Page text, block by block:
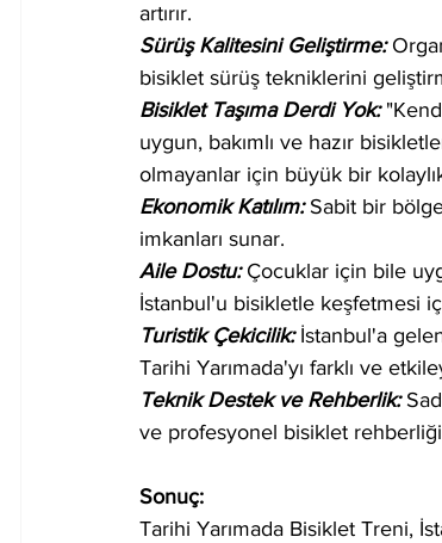
artırır.
Sürüş Kalitesini Geliştirme:
bisiklet sürüş tekniklerini
Bisiklet Taşıma Derdi Yok:
uygun, bakımlı ve hazır
olmayanlar için büyük bir
Ekonomik Katılım: Sabit bir
imkanları sunar.
Aile Dostu: Çocuklar için bile
İstanbul'u bisikletle keşfetmesi
Turistik Çekicilik: İstanbul'a
Tarihi Yarımada'yı farklı ve
Teknik Destek ve Rehberlik:
ve profesyonel bisiklet
Sonuç:
Tarihi Yarımada Bisiklet Treni,